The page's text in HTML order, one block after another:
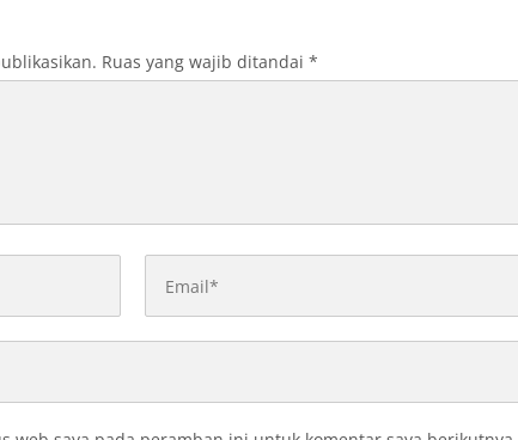
Ruas yang wajib ditandai *